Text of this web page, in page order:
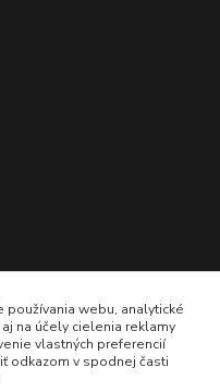
používania webu, analytické
na účely cielenia reklamy
vlastných preferencií
odkazom v spodnej časti